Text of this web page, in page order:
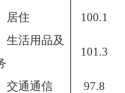
居住
100.1
生活用品及
101.3
交通通信 97.8